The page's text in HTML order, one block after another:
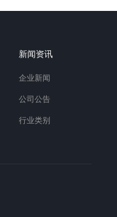
新闻资讯
企业新闻
公司公告
行业类别